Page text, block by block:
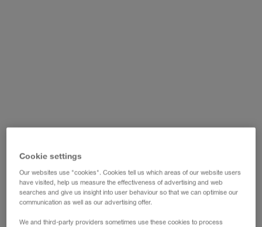
Cookie settings
Our websites use "cookies". Cookies tell us which areas of our website users
have visited, help us measure the effectiveness of advertising and web
searches and give us insight into user behaviour so that we can optimise our
communication as well as our advertising offer.
We and third-party providers sometimes use these cookies to process